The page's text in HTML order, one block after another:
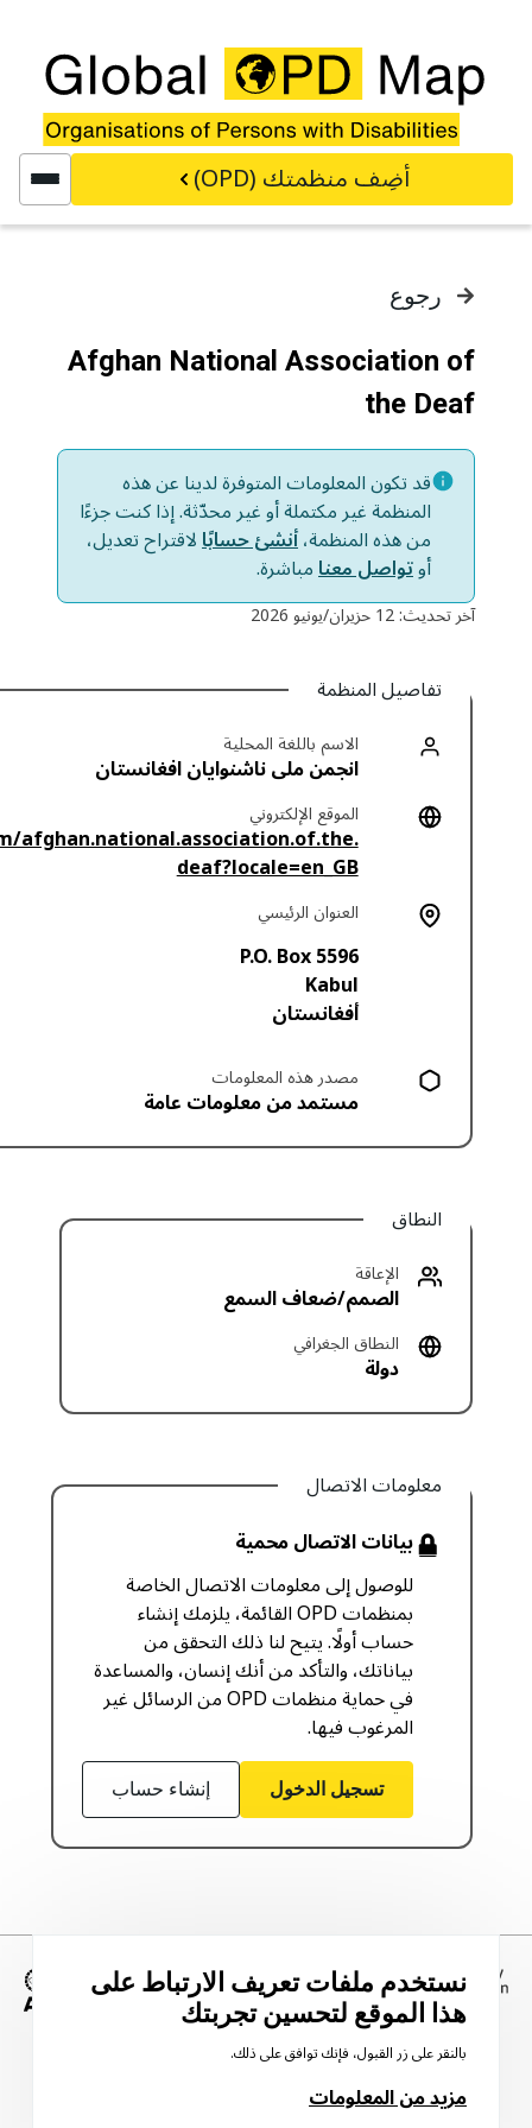
أضِف منظمتك (OPD)
رجوع
Afghan National Association of
the Deaf
قد تكون المعلومات المتوفرة لدينا عن هذه
المنظمة غير مكتملة أو غير محدّثة. إذا كنت جزءًا
من هذه المنظمة،أنشئ حسابًالاقتراح تعديل،
أوتواصل معنامباشرة.
آخر تحديث: 12 حزيران/يونيو 2026
تفاصيل المنظمة
الاسم باللغة المحلية
انجمن ملی ناشنوایان افغانستان
الموقع الإلكتروني
afghan.national.association.of.the.
deaf?locale=en_GB
العنوان الرئيسي
P.O. Box 5596
Kabul
أفغانستان
مصدر هذه المعلومات
مستمد من معلومات عامة
النطاق
الإعاقة
الصمم/ضعاف السمع
النطاق الجغرافي
دولة
معلومات الاتصال
بيانات الاتصال محمية
للوصول إلى معلومات الاتصال الخاصة
بمنظمات OPD القائمة، يلزمك إنشاء
حساب أولًا. يتيح لنا ذلك التحقق من
بياناتك، والتأكد من أنك إنسان، والمساعدة
في حماية منظمات OPD من الرسائل غير
المرغوب فيها.
تسجيل الدخول إنشاء حساب
الصورة
نستخدم ملفات تعريف الارتباط على
هذا الموقع لتحسين تجربتك
بالنقر على زر القبول، فإنك توافق على ذلك.
مزيد من المعلومات